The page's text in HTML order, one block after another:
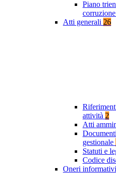
Piano
Atti generali 26
attività 2
Atti
gestionale
Statuti e
Codice
Oneri